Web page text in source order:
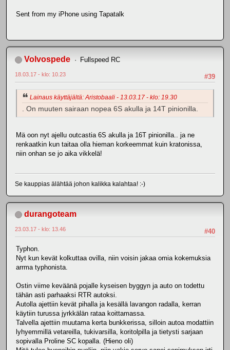
Sent from my iPhone using Tapatalk
Volvospede Fullspeed RC
#39
18.03.17 - klo: 10.23
Lainaus käyttäjältä: Aristobaali - 13.03.17 - klo: 19.30
. On muuten sairaan nopea 6S akulla ja 14T pinionilla.
Mä oon nyt ajellu outcastia 6S akulla ja 16T pinionilla.. ja ne
renkaatkin kun taitaa olla hieman korkeemmat kuin kratonissa,
niin onhan se jo aika vikkelä!
Se kauppias älähtää johon kalikka kalahtaa! :-)
durangoteam
#40
23.03.17 - klo: 13.46
Typhon.
Nyt kun kevät kolkuttaa ovilla, niin voisin jakaa omia kokemuksia
arrma typhonista.
Ostin viime keväänä pojalle kyseisen byggyn ja auto on todettu
tähän asti parhaaksi RTR autoksi.
Autolla ajettiin kevät pihalla ja kesällä lavangon radalla, kerran
käytiin turussa jyrkkälän rataa koittamassa.
Talvella ajettiin muutama kerta bunkkerissa, silloin autoa modattiin
lyhyemmillä vetareilla, tukivarsilla, koritolpilla ja tietysti sarjaan
sopivalla Proline SC kopalla. (Hieno oli)